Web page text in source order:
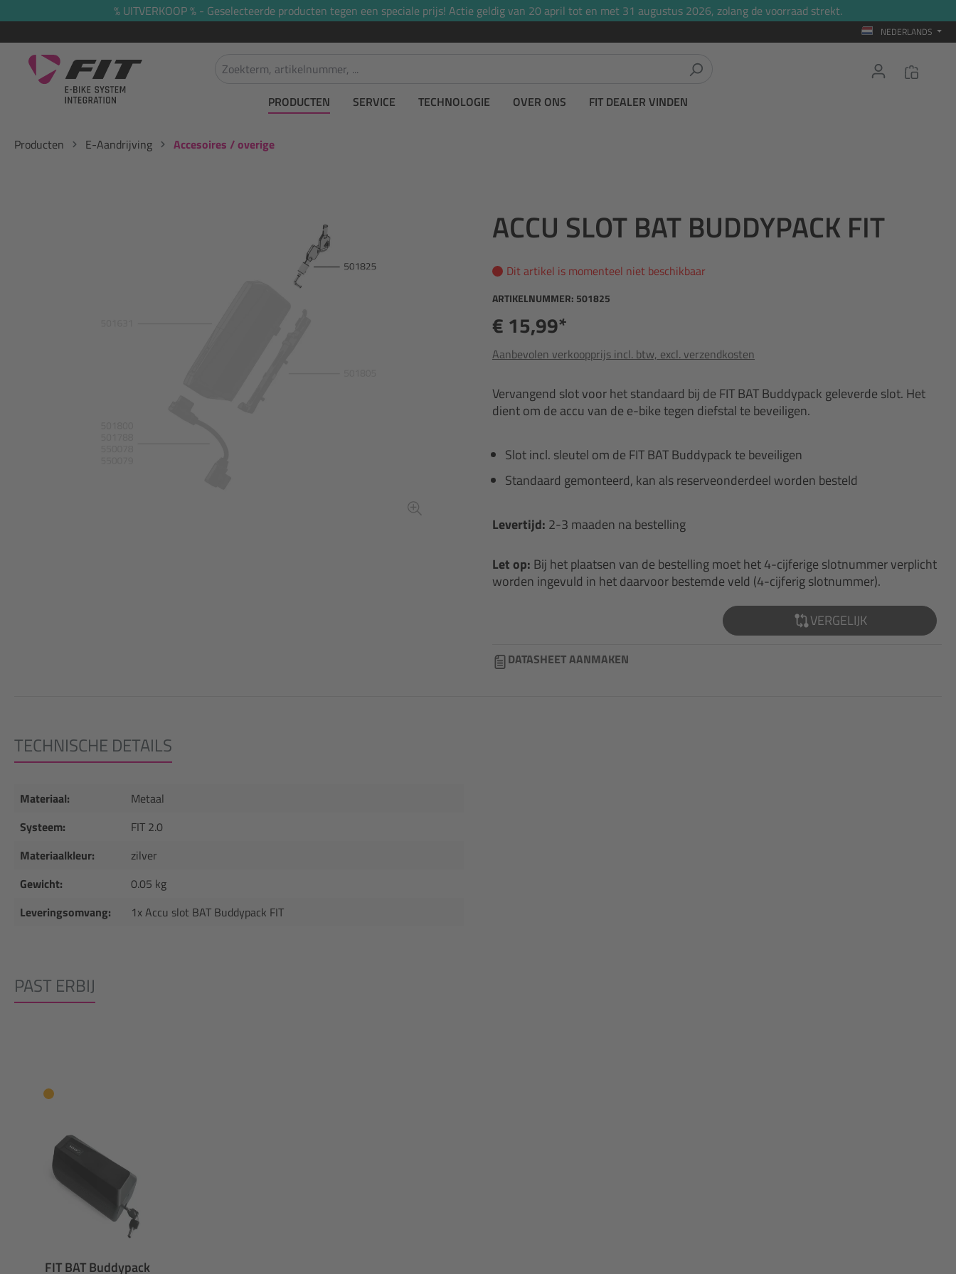
Ga naar de hoofdnavigatie
% UITVERKOOP % - Geselecteerde producten tegen een speciale prijs! Actie geldig van 20 april tot en met 31 augustus 2026, zolang de voorraad strekt.
NEDERLANDS
PRODUCTEN SERVICE TECHNOLOGIE OVER ONS FIT DEALER VINDEN
Producten E-Aandrijving Accesoires / overige
ACCU SLOT BAT BUDDYPACK FIT
Dit artikel is momenteel niet beschikbaar
ARTIKELNUMMER: 501825
€ 15,99*
Aanbevolen verkoopprijs incl. btw, excl. verzendkosten
Vervangend slot voor het standaard bij de FIT BAT Buddypack geleverde slot. Het
dient om de accu van de e-bike tegen diefstal te beveiligen.
Slot incl. sleutel om de FIT BAT Buddypack te beveiligen
Standaard gemonteerd, kan als reserveonderdeel worden besteld
Levertijd: 2-3 maaden na bestelling
Let op: Bij het plaatsen van de bestelling moet het 4-cijferige slotnummer verplicht
worden ingevuld in het daarvoor bestemde veld (4-cijferig slotnummer).
VERGELIJK
DATASHEET AANMAKEN
TECHNISCHE DETAILS
Materiaal:
Metaal
Systeem:
FIT 2.0
Materiaalkleur:
zilver
Gewicht:
0.05 kg
Leveringsomvang:
1x Accu slot BAT Buddypack FIT
PAST ERBIJ
FIT BAT Buddypack